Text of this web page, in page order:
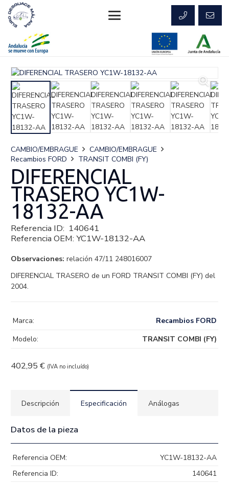
CAMBIO/EMBRAGUE
CAMBIO/EMBRAGUE
Recambios FORD
TRANSIT COMBI (FY)
DIFERENCIAL
TRASERO YC1W-
18132-AA
Referencia ID: 140641
Referencia OEM: YC1W-18132-AA
Observaciones: relación 47/11 248016007
DIFERENCIAL TRASERO de un FORD TRANSIT COMBI (FY) del
2004.
402,95 € (IVA no incluído)
Marca:
Recambios FORD
Modelo:
TRANSIT COMBI (FY)
Descripción Especificación Análogas
Datos de la pieza
Referencia OEM:
YC1W-18132-AA
Referencia ID:
140641